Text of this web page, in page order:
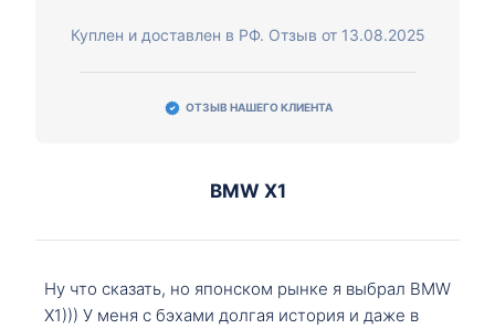
Куплен и доставлен в РФ. Отзыв от 13.08.2025
ОТЗЫВ НАШЕГО КЛИЕНТА
BMW X1
Ну что сказать, но японском рынке я выбрал BMW
X1))) У меня с бэхами долгая история и даже в